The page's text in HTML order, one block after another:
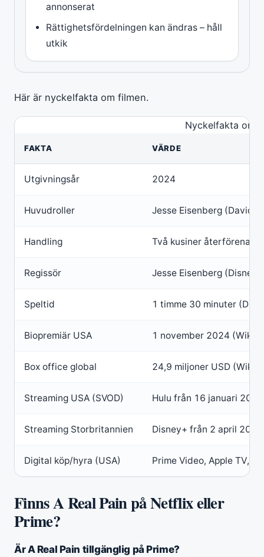
annonserat
Rättighetsfördelningen kan ändras – håll
utkik
Här är nyckelfakta om filmen.
Nyckelfakta om
FAKTA VÄRDE
Utgivningsår 2024
Huvudroller Jesse Eisenberg (David),
Handling Två kusiner återförenas
Regissör Jesse Eisenberg
Speltid 1 timme 30 minuter
Biopremiär USA 1 november 2024
Box office global 24,9 miljoner USD
Streaming USA (SVOD) Hulu från 16 januari 2025
Streaming Storbritannien Disney+ från 2 april
Digital köp/hyra (USA) Prime Video, Apple TV,
Finns A Real Pain på Netflix eller
Prime?
Är A Real Pain tillgänglig på Prime?